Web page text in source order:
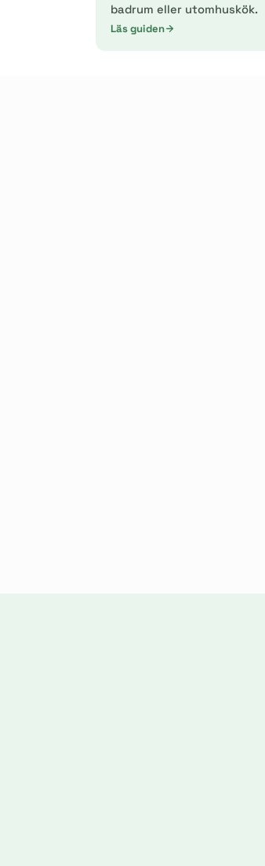
badrum eller utomhuskök.
Läs guiden